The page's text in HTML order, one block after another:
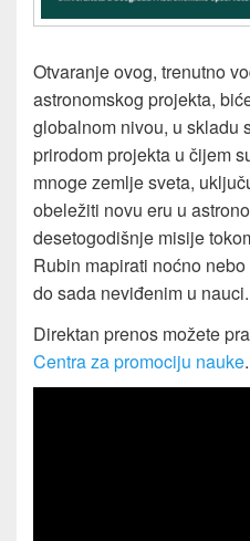
Otvaranje ovog, trenutno
astronomskog projekta,
globalnom nivou, u skladu
prirodom projekta u čijem
mnoge zemlje sveta,
obeležiti novu eru u
desetogodišnje misije
Rubin mapirati noćno
do sada neviđenim u nauci.
Direktan prenos možete
Centra za promociju nauke.